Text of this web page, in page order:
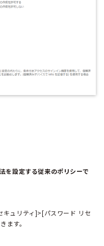
を設定する従来のポリシーで
キュリティ]>[パスワード リセ
ます。